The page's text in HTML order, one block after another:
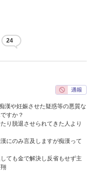
24
漢や妊娠させた疑惑等の悪質な
すか？
り脱退させられてきた人より
にのみ言及しますが痴漢って
ても金で解決し反省もせず主